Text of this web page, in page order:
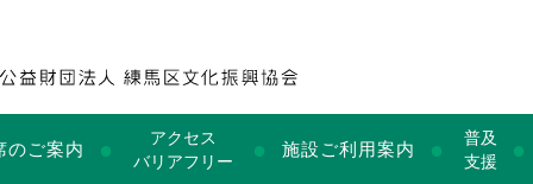
のご案内 ●
アクセス
バリアフリー
● 施設ご利用案内 ●
普及
支援
●